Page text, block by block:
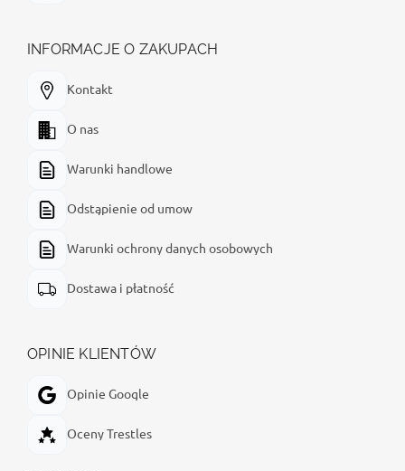
INFORMACJE O ZAKUPACH
Kontakt
O nas
Warunki handlowe
Odstąpienie od umow
Warunki ochrony danych osobowych
Dostawa i płatność
OPINIE KLIENTÓW
Opinie Google
Oceny Trestles